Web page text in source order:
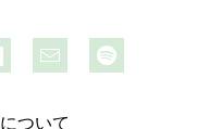
ついて